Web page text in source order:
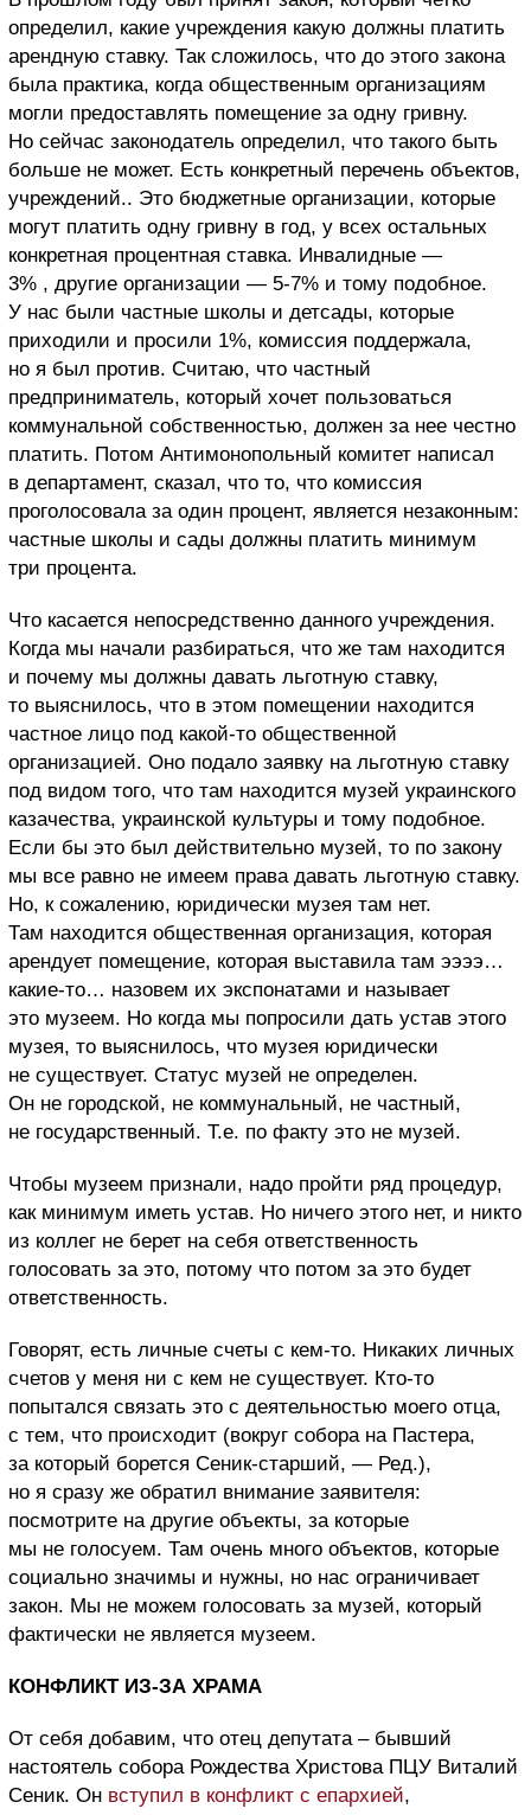
определил, какие учреждения какую должны платить
арендную ставку. Так сложилось, что до этого закона
была практика, когда общественным организациям
могли предоставлять помещение за одну гривну.
Но сейчас законодатель определил, что такого быть
больше не может. Есть конкретный перечень объектов,
учреждений.. Это бюджетные организации, которые
могут платить одну гривну в год, у всех остальных
конкретная процентная ставка. Инвалидные —
3% , другие организации — 5-7% и тому подобное.
У нас были частные школы и детсады, которые
приходили и просили 1%, комиссия поддержала,
но я был против. Считаю, что частный
предприниматель, который хочет пользоваться
коммунальной собственностью, должен за нее честно
платить. Потом Антимонопольный комитет написал
в департамент, сказал, что то, что комиссия
проголосовала за один процент, является незаконным:
частные школы и сады должны платить минимум
три процента.
Что касается непосредственно данного учреждения.
Когда мы начали разбираться, что же там находится
и почему мы должны давать льготную ставку,
то выяснилось, что в этом помещении находится
частное лицо под какой-то общественной
организацией. Оно подало заявку на льготную ставку
под видом того, что там находится музей украинского
казачества, украинской культуры и тому подобное.
Если бы это был действительно музей, то по закону
мы все равно не имеем права давать льготную ставку.
Но, к сожалению, юридически музея там нет.
Там находится общественная организация, которая
арендует помещение, которая выставила там ээээ…
какие-то… назовем их экспонатами и называет
это музеем. Но когда мы попросили дать устав этого
музея, то выяснилось, что музея юридически
не существует. Статус музей не определен.
Он не городской, не коммунальный, не частный,
не государственный. Т.е. по факту это не музей.
Чтобы музеем признали, надо пройти ряд процедур,
как минимум иметь устав. Но ничего этого нет, и никто
из коллег не берет на себя ответственность
голосовать за это, потому что потом за это будет
ответственность.
Говорят, есть личные счеты с кем-то. Никаких личных
счетов у меня ни с кем не существует. Кто-то
попытался связать это с деятельностью моего отца,
с тем, что происходит (вокруг собора на Пастера,
за который борется Сеник-старший, — Ред.),
но я сразу же обратил внимание заявителя:
посмотрите на другие объекты, за которые
мы не голосуем. Там очень много объектов, которые
социально значимы и нужны, но нас ограничивает
закон. Мы не можем голосовать за музей, который
фактически не является музеем.
КОНФЛИКТ ИЗ-ЗА ХРАМА
От себя добавим, что отец депутата – бывший
настоятель собора Рождества Христова ПЦУ Виталий
Сеник. Он вступил в конфликт с епархией,